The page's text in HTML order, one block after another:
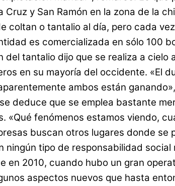
y San Ramón en la zona de la
o tantalio al día, pero cada
es comercializada en sólo 100
tantalio dijo que se realiza a cielo
en su mayoría del occidente. «El
ambos están
deduce que se emplea bastante
fenómenos estamos viendo,
buscan otros lugares donde se
tipo de responsabilidad social
2010, cuando hubo un gran
aspectos nuevos que hasta